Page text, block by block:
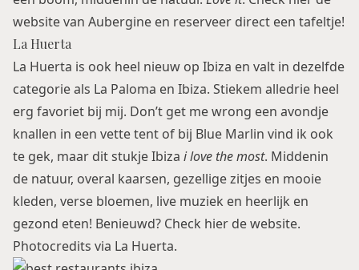
website van Aubergine en reserveer direct een tafeltje!
La Huerta
La Huerta is ook heel nieuw op Ibiza en valt in dezelfde
categorie als La Paloma en Ibiza. Stiekem alledrie heel
erg favoriet bij mij. Don’t get me wrong een avondje
knallen in een vette tent of bij Blue Marlin vind ik ook
te gek, maar dit stukje Ibiza i love the most. Middenin
de natuur, overal kaarsen, gezellige zitjes en mooie
kleden, verse bloemen, live muziek en heerlijk en
gezond eten! Benieuwd? Check hier de website.
Photocredits via La Huerta.